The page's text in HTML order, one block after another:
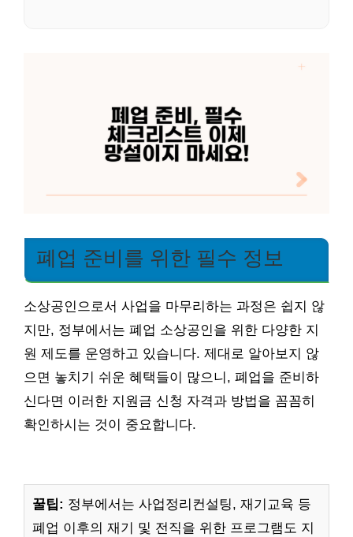
폐업 준비를 위한 필수 정보
소상공인으로서 사업을 마무리하는 과정은 쉽지 않
지만, 정부에서는 폐업 소상공인을 위한 다양한 지
원 제도를 운영하고 있습니다. 제대로 알아보지 않
으면 놓치기 쉬운 혜택들이 많으니, 폐업을 준비하
신다면 이러한 지원금 신청 자격과 방법을 꼼꼼히
확인하시는 것이 중요합니다.
꿀팁: 정부에서는 사업정리컨설팅, 재기교육 등
폐업 이후의 재기 및 전직을 위한 프로그램도 지